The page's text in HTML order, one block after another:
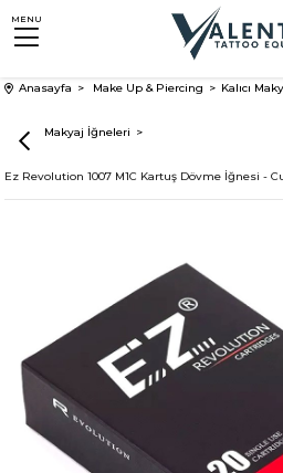
MENU
Anasayfa Make Up & Piercing Kalıcı
Kartuş Makyaj İğneleri
Ez Revolution 1007 M1C Kartuş Dövme İğnesi -